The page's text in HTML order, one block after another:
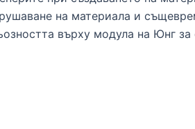
на материала и
върху модула на Юнг